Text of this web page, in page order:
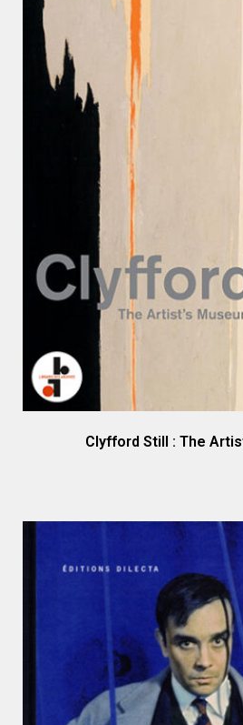
Clyfford Still : The